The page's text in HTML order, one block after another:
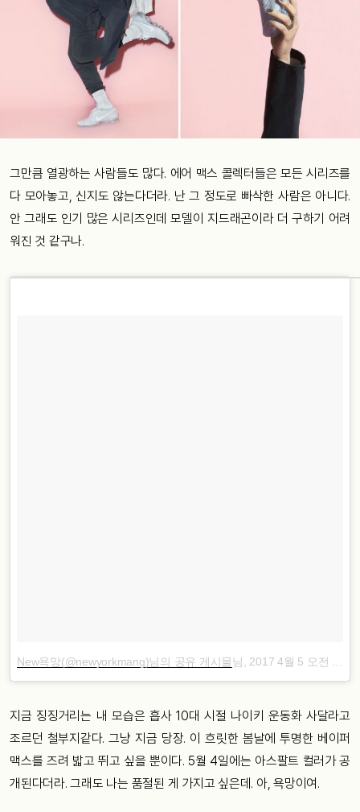
그만큼 열광하는 사람들도 많다. 에어 맥스 콜렉터들은 모든 시리즈를
다 모아놓고, 신지도 않는다더라. 난 그 정도로 빠삭한 사람은 아니다.
안 그래도 인기 많은 시리즈인데 모델이 지드래곤이라 더 구하기 어려
워진 것 같구나.
New욕망(@newyorkmang)님의 공유 게시물님, 2017 4월 5 오전 1:05 PDT
지금 징징거리는 내 모습은 흡사 10대 시절 나이키 운동화 사달라고
조르던 철부지같다. 그냥 지금 당장. 이 흐릿한 봄날에 투명한 베이퍼
맥스를 즈려 밟고 뛰고 싶을 뿐이다. 5월 4일에는 아스팔트 컬러가 공
개된다더라.그래도 나는 품절된 게 가지고 싶은데 . 아, 욕망이여 .